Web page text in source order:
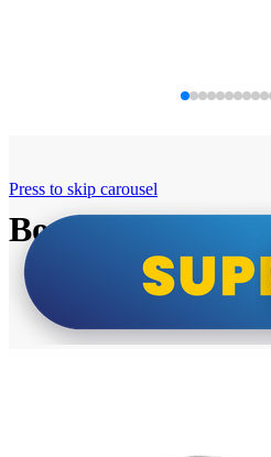
Bosch super cene
Press to skip carousel